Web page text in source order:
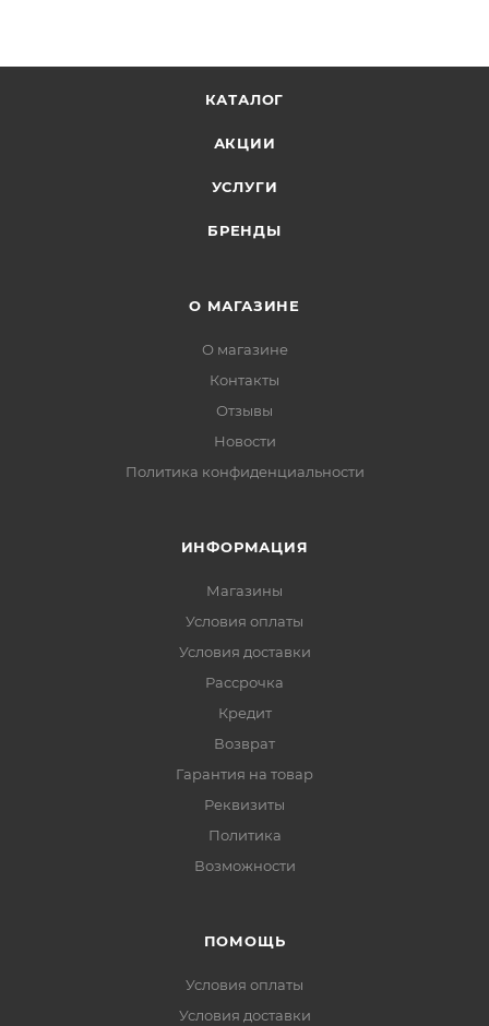
КАТАЛОГ
АКЦИИ
УСЛУГИ
БРЕНДЫ
О МАГАЗИНЕ
О магазине
Контакты
Отзывы
Новости
Политика конфиденциальности
ИНФОРМАЦИЯ
Магазины
Условия оплаты
Условия доставки
Рассрочка
Кредит
Возврат
Гарантия на товар
Реквизиты
Политика
Возможности
ПОМОЩЬ
Условия оплаты
Условия доставки